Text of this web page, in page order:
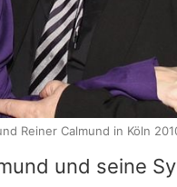
und seine
Reiner Calmund in Köln